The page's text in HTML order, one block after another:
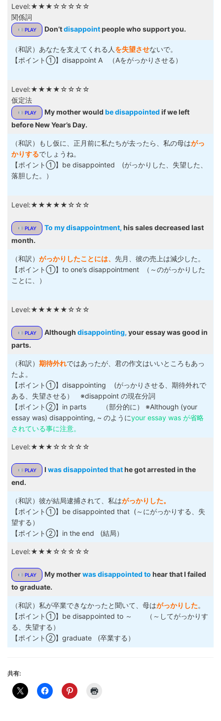
Level:★★★☆☆☆☆☆
関係詞
PLAY Don’tdisappointpeople who support you.
（和訳）あなたを支えてくれる人 を失望させないで。
【ポイント①】disappoint A （Aをがっかりさせる）
Level:★★★★☆☆☆☆
仮定法
PLAY My mother wouldbe disappointed if we left
before New Year’s Day.
（和訳）もし仮に、正月前に私たちが去ったら、私の母はがっ
かりするでしょうね。
【ポイント①】be disappointed (がっかりした、失望した、
落胆した。）
Level:★★★★★☆☆☆
PLAY To my disappointment, his sales decreased last
month.
（和訳） がっかりしたことには、 先月、彼の売上は減少した。
【ポイント①】to one’s disappointment （～のがっかりした
ことに、）
Level:★★★★★☆☆☆
PLAY Although disappointing, your essay was good in
parts.
（和訳） 期待外れではあったが、君の作文はいいところもあっ
たよ。
【ポイント①】disappointing (がっかりさせる、期待外れで
ある、失望させる） ※disappoint の現在分詞
【ポイント②】in parts （部分的に） ※Although (your
essay was) disappointing, ~ のようにyour essay was が省略
されている事に注意。
Level:★★★☆☆☆☆☆
PLAY I was disappointed thathe got arrested in the
end.
（和訳）彼が結局逮捕されて、私はがっかりした。
【ポイント①】be disappointed that (～にがっかりする、失
望する）
【ポイント②】in the end (結局）
Level:★★★☆☆☆☆☆
PLAY My motherwas disappointed to hear that I failed
to graduate.
（和訳）私が卒業できなかったと聞いて、母はがっかりした。
【ポイント①】be disappointed to ～ （～してがっかりす
る、失望する）
【ポイント②】graduate (卒業する）
共有: